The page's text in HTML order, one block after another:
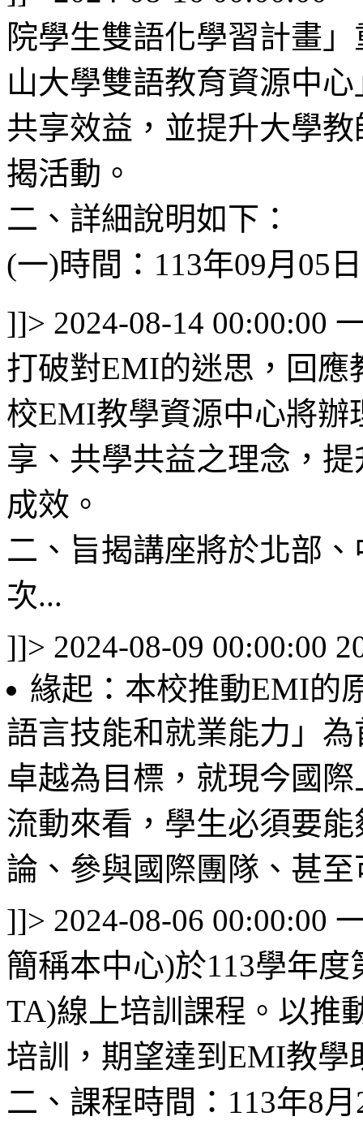
院學生雙語化學習計畫
山大學雙語教育資源中
共享效益，並提升大學
揭活動。
二、詳細說明如下：
(一)時間：113年09月05
]]> 2024-08-14 00:00:00
打破對EMI的迷思，回
校EMI教學資源中心將
享、共學共益之理念，
成效。
二、旨揭講座將於北部
次...
]]> 2024-08-09 00:00:00
緣起：本校推動EMI的
語言技能和就業能力」為
卓越為目標，就現今國
流動來看，學生必須要
論、參與國際團隊、甚至
]]> 2024-08-06 00:00:00
簡稱本中心)於113學年
TA)線上培訓課程。以推
培訓，期望達到EMI教
二、課程時間：113年8月